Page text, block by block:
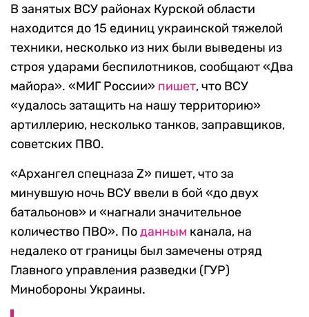
В занятых ВСУ районах Курской области
находится до 15 единиц украинской тяжелой
техники, несколько из них были выведены из
строя ударами беспилотников, сообщают «Два
майора». «МИГ России» пишет, что ВСУ
«удалось затащить на нашу территорию»
артиллерию, несколько танков, заправщиков,
советских ПВО.
«Архангел спецназа Z» пишет, что за
минувшую ночь ВСУ ввели в бой «до двух
батальонов» и «нагнали значительное
количество ПВО». Поданным канала, на
недалеко от границы был замечены отряд
Главного управления разведки (ГУР)
Минобороны Украины.